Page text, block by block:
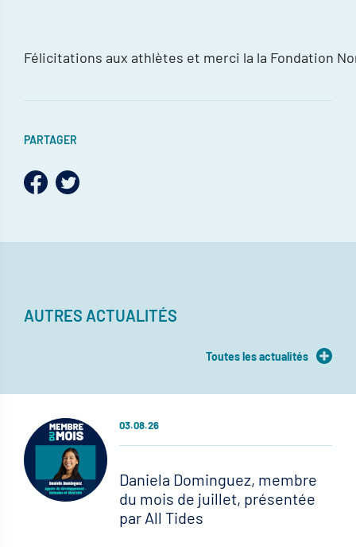
Félicitations aux athlètes et merci la la Fondation
PARTAGER
AUTRES ACTUALITÉS
Toutes les actualités
03.08.26
Daniela Dominguez, membre
du mois de juillet, présentée
par All Tides